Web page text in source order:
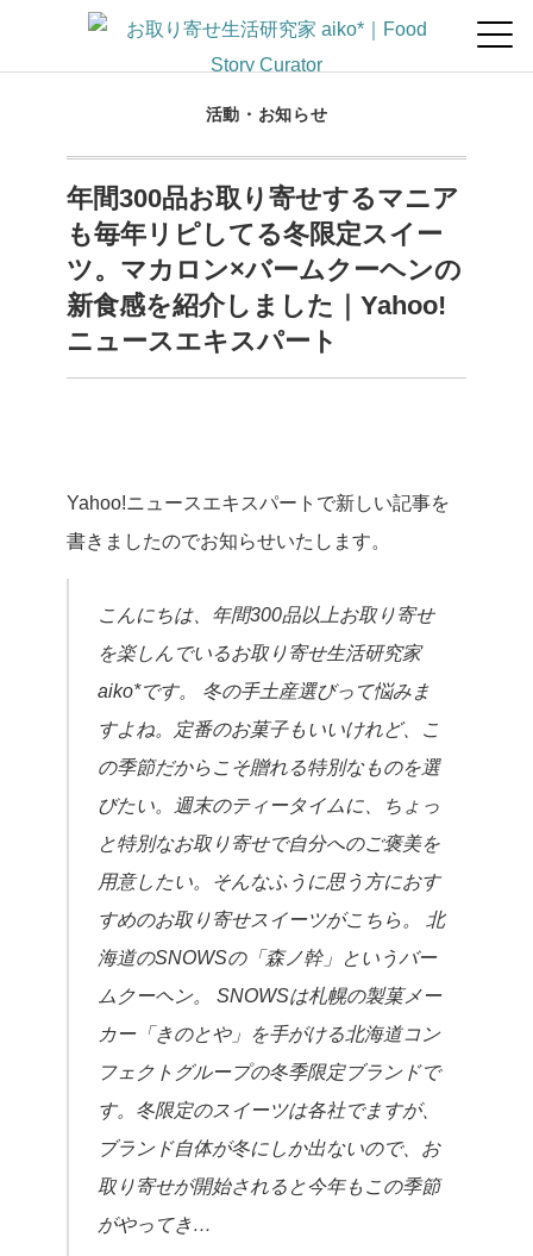
活動・お知らせ
年間300品お取り寄せするマニア
も毎年リピしてる冬限定スイー
ツ。マカロン×バームクーヘンの
新食感を紹介しました｜Yahoo!
ニュースエキスパート
Yahoo!ニュースエキスパートで新しい記事を
書きましたのでお知らせいたします。
こんにちは、年間300品以上お取り寄せ
を楽しんでいるお取り寄せ生活研究家
aiko*です。 冬の手土産選びって悩みま
すよね。定番のお菓子もいいけれど、こ
の季節だからこそ贈れる特別なものを選
びたい。週末のティータイムに、ちょっ
と特別なお取り寄せで自分へのご褒美を
用意したい。そんなふうに思う方におす
すめのお取り寄せスイーツがこちら。 北
海道のSNOWSの「森ノ幹」というバー
ムクーヘン。 SNOWSは札幌の製菓メー
カー「きのとや」を手がける北海道コン
フェクトグループの冬季限定ブランドで
す。冬限定のスイーツは各社でますが、
ブランド自体が冬にしか出ないので、お
取り寄せが開始されると今年もこの季節
がやってき…